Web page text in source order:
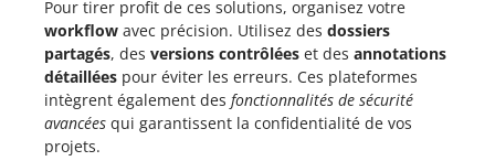
Pour tirer profit de ces solutions, organisez votre
workflow avec précision. Utilisez des dossiers
partagés, des versions contrôlées et des annotations
détaillées pour éviter les erreurs. Ces plateformes
intègrent également des fonctionnalités de sécurité
avancées qui garantissent la confidentialité de vos
projets.